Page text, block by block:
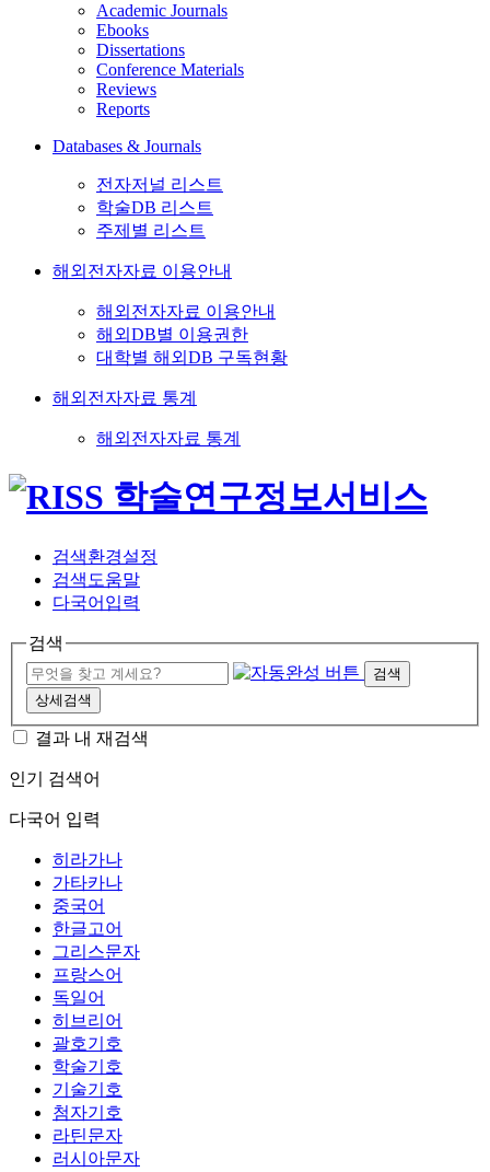
Academic Journals
Ebooks
Dissertations
Conference Materials
Reviews
Reports
Databases & Journals
전자저널 리스트
학술DB 리스트
주제별 리스트
해외전자자료 이용안내
해외전자자료 이용안내
해외DB별 이용권한
대학별 해외DB 구독현황
해외전자자료 통계
해외전자자료 통계
검색환경설정
검색도움말
다국어입력
검색
검색
상세검색
결과 내 재검색
인기 검색어
다국어 입력
히라가나
가타카나
중국어
한글고어
그리스문자
프랑스어
독일어
히브리어
괄호기호
학술기호
기술기호
첨자기호
라틴문자
러시아문자